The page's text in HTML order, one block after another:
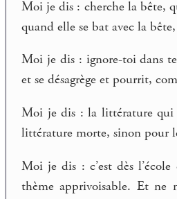
Moi je dis : cherche la bête,
quand elle se bat avec la
Moi je dis : ignore-toi dans
et se désagrège et pourrit,
Moi je dis : la littérature qui
littérature morte, sinon pour
Moi je dis : c’est dès
thème apprivoisable. Et ne